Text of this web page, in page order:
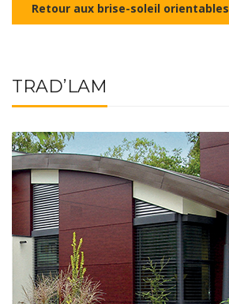
Retour aux brise-soleil orientables
TRAD’LAM